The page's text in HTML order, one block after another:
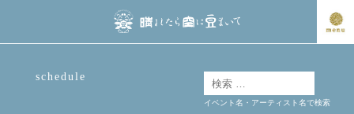
schedule
イベント名・アーティスト名で検索